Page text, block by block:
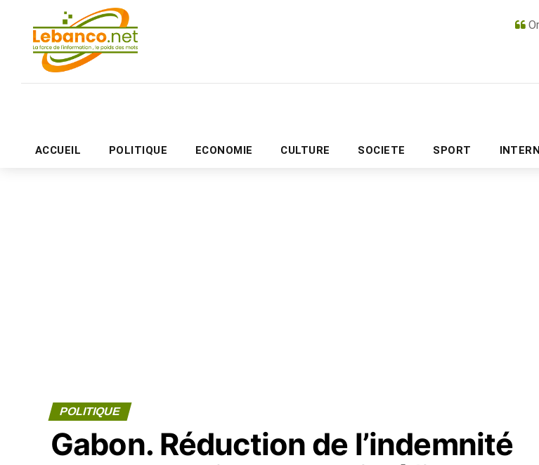
ACCUEIL POLITIQUE ECONOMIE CULTURE SOCIETE SPORTPUBLICITÉ
POLITIQUE
Gabon. Réduction de l’indemnité